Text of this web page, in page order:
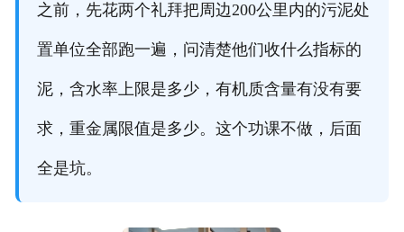
之前，先花两个礼拜把周边200公里内的污泥处
置单位全部跑一遍，问清楚他们收什么指标的
泥，含水率上限是多少，有机质含量有没有要
求，重金属限值是多少。这个功课不做，后面
全是坑。